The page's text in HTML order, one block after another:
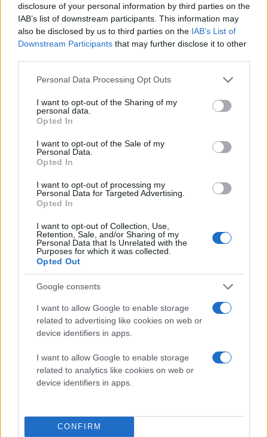
disclosure of your personal information by third parties on the
IAB’s list of downstream participants. This information may
also be disclosed by us to third parties on the IAB’s List of
Downstream Participants that may further disclose it to other
Please note that this website/app uses one or more Google
not limited to your visit or usage behaviour. You may click to
grant or deny consent to Google and its third-party tags to
use your data for below specified purposes in below Google
consent section.
Personal Data Processing Opt Outs
I want to opt-out of the Sharing of my
personal data.
Opted In
I want to opt-out of the Sale of my
Personal Data.
Opted In
I want to opt-out of processing my
Personal Data for Targeted Advertising.
Opted In
I want to opt-out of Collection, Use,
Retention, Sale, and/or Sharing of my
Personal Data that Is Unrelated with the
Purposes for which it was collected.
Opted Out
Google consents
I want to allow Google to enable storage
related to advertising like cookies on web or
device identifiers in apps.
I want to allow Google to enable storage
related to analytics like cookies on web or
device identifiers in apps.
CONFIRM
16:00 Τουλούζ - Ναντ
15:30 Τσβόλε - Φορτούνα Σιτάρντ
15:30 Φένλο - Φέγενορντ (Novasports 4)
17:45 Φίτεσε - Αϊντχόφεν (Novasports 4)
Liga(28η αγωνιστική)